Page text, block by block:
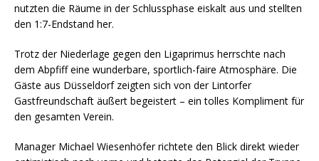
nutzten die Räume in der Schlussphase eiskalt aus und stellten
den 1:7-Endstand her.
Trotz der Niederlage gegen den Ligaprimus herrschte nach
dem Abpfiff eine wunderbare, sportlich-faire Atmosphäre. Die
Gäste aus Düsseldorf zeigten sich von der Lintorfer
Gastfreundschaft äußert begeistert – ein tolles Kompliment für
den gesamten Verein.
Manager Michael Wiesenhöfer richtete den Blick direkt wieder